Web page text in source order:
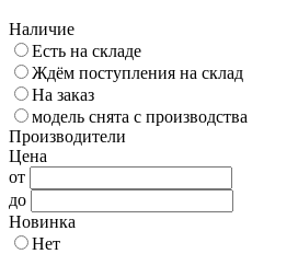
Наличие
Есть на складе
Ждём поступления на склад
На заказ
модель снята с производства
Производители
Цена
от
до
Новинка
Нет